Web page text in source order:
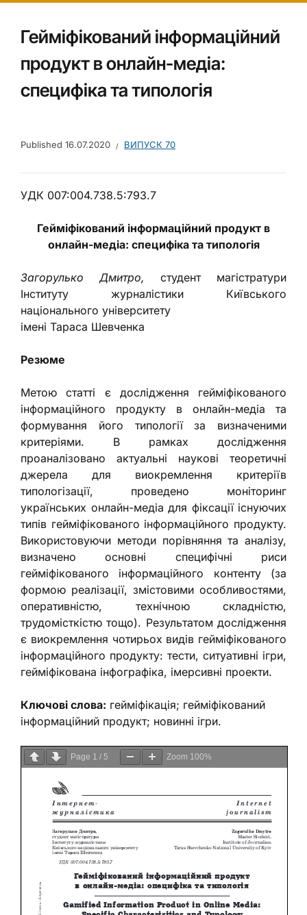
Гейміфікований інформаційний
продукт в онлайн-медіа:
специфіка та типологія
Published 16.07.2020 ВИПУСК 70
УДК 007:004.738.5:793.7
Гейміфікований інформаційний продукт в
онлайн-медіа: специфіка та типологія
Загорулько Дмитро, студент магістратури
Інституту журналістики Київського
національного університету
імені Тараса Шевченка
Резюме
Метою статті є дослідження гейміфікованого
інформаційного продукту в онлайн-медіа та
формування його типології за визначеними
критеріями. В рамках дослідження
проаналізовано актуальні наукові теоретичні
джерела для виокремлення критеріїв
типологізації, проведено моніторинг
українських онлайн-медіа для фіксації існуючих
типів гейміфікованого інформаційного продукту.
Використовуючи методи порівняння та аналізу,
визначено основні специфічні риси
гейміфікованого інформаційного контенту (за
формою реалізації, змістовими особливостями,
оперативністю, технічною складністю,
трудомісткістю тощо). Результатом дослідження
є виокремлення чотирьох видів гейміфікованого
інформаційного продукту: тести, ситуативні ігри,
гейміфікована інфографіка, імерсивні проекти.
Ключові слова: гейміфікація; гейміфікований
інформаційний продукт; новинні ігри.
Page 1 / 5 Zoom 100%